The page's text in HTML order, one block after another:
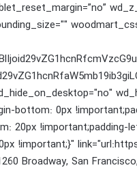
bottom: 0px
20px
!important;}"